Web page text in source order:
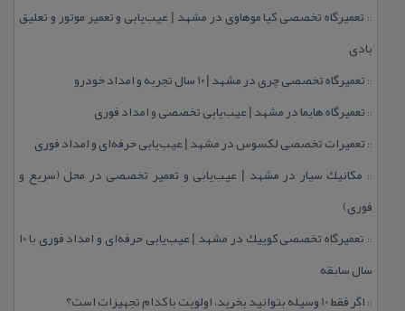
:: تعمیرگاه تخصصی كیا موهاوی در مشهد | عیب‌یابی و تعمیر موتور و تعلیق
بادی
:: تعمیرگاه تخصصی چری در مشهد | ۱۰ سال تجربه و امداد خودرو
:: تعمیرگاه هایما در مشهد | عیب‌یابی تخصصی و امداد فوری
:: تعمیرات تخصصی لكسوس در مشهد | عیب‌یابی حرفه‌ای و امداد فوری
:: مكانیك سیار در مشهد | عیب‌یابی و تعمیر تخصصی در محل (سریع و
فوری)
::
تعمیرگاه تخصصی كوییك در مشهد | عیب‌یابی حرفه‌ای و امداد فوری با ۱۰
سال سابقه
:: اگر فقط 10 وسیله بتوانید بخرید، اولویت با كدام تجهیزات است؟